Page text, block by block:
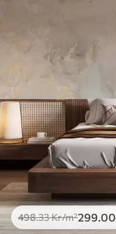
498.33Kr/m²299 .00